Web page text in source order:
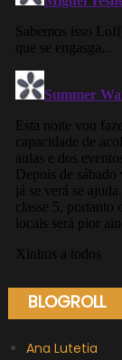
BLOGROLL
Ana Lutetia